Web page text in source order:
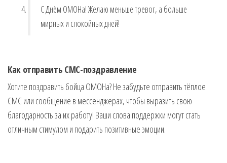
С Днём ОМОНа! Желаю меньше тревог, а больше
мирных и спокойных дней!
Как отправить СМС-поздравление
Хотите поздравить бойца ОМОНа? Не забудьте отправить тёплое
СМС или сообщение в мессенджерах, чтобы выразить свою
благодарность за их работу! Ваши слова поддержки могут стать
отличным стимулом и подарить позитивные эмоции.